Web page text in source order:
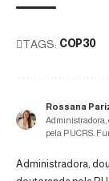
TAGS: COP30
Rossana
Administradora,
pela PUCRS.
Administradora,